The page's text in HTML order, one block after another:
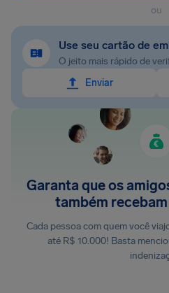
ou
Use seu cartão de
O jeito mais rápido de
Enviar
Garanta que os
também
Cada pessoa com quem você
até R$ 10.000! Basta